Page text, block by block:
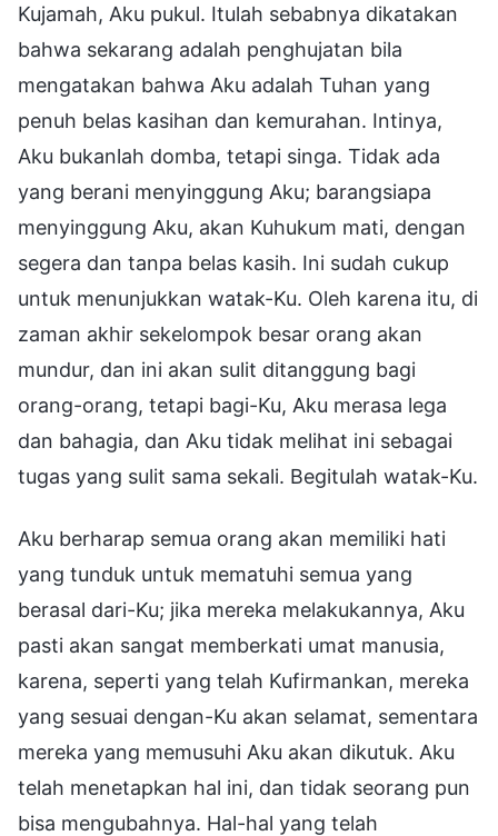
Kujamah, Aku pukul. Itulah sebabnya dikatakan
bahwa sekarang adalah penghujatan bila
mengatakan bahwa Aku adalah Tuhan yang
penuh belas kasihan dan kemurahan. Intinya,
Aku bukanlah domba, tetapi singa. Tidak ada
yang berani menyinggung Aku; barangsiapa
menyinggung Aku, akan Kuhukum mati, dengan
segera dan tanpa belas kasih. Ini sudah cukup
untuk menunjukkan watak-Ku. Oleh karena itu, di
zaman akhir sekelompok besar orang akan
mundur, dan ini akan sulit ditanggung bagi
orang-orang, tetapi bagi-Ku, Aku merasa lega
dan bahagia, dan Aku tidak melihat ini sebagai
tugas yang sulit sama sekali. Begitulah watak-Ku.
Aku berharap semua orang akan memiliki hati
yang tunduk untuk mematuhi semua yang
berasal dari-Ku; jika mereka melakukannya, Aku
pasti akan sangat memberkati umat manusia,
karena, seperti yang telah Kufirmankan, mereka
yang sesuai dengan-Ku akan selamat, sementara
mereka yang memusuhi Aku akan dikutuk. Aku
telah menetapkan hal ini, dan tidak seorang pun
bisa mengubahnya. Hal-hal yang telah